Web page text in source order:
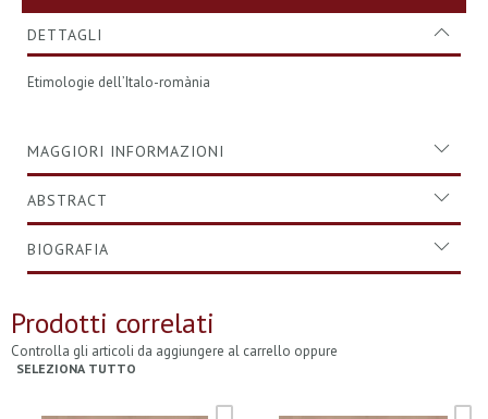
DETTAGLI
Etimologie dell’Italo-romània
MAGGIORI INFORMAZIONI
ABSTRACT
BIOGRAFIA
Prodotti correlati
Controlla gli articoli da aggiungere al carrello oppure
SELEZIONA TUTTO